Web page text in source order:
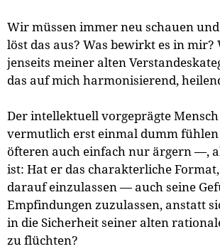
Wir müssen immer neu schauen und
löst das aus? Was bewirkt es in mir?
jenseits meiner alten
das auf mich harmonisierend,
Der intellektuell vorgeprägte
vermutlich erst einmal dumm
öfteren auch einfach nur ärgern —,
ist: Hat er das charakterliche
darauf einzulassen — auch seine
Empfindungen zuzulassen, anstatt
in die Sicherheit seiner alten
zu flüchten?